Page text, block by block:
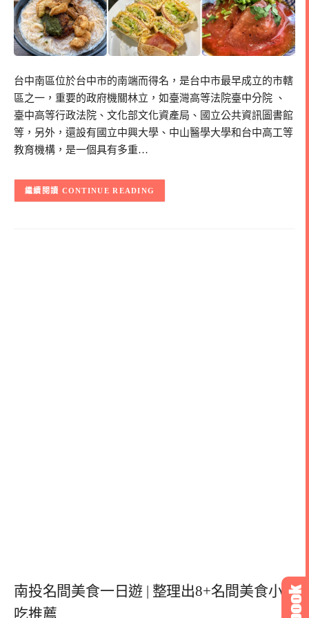
台中南區位於台中市的南端而得名，是台中市最早成立的市轄
區之一，重要的政府機關林立，如臺灣高等法院臺中分院 、
臺中高等行政法院、文化部文化資產局、國立公共資訊圖書館
等，另外，還設有國立中興大學、中山醫學大學和台中高工等
教育機構，是一個具有多重…
CONTINUE READING
南投名間美食一日遊 | 整理出8+名間美食小
吃推薦